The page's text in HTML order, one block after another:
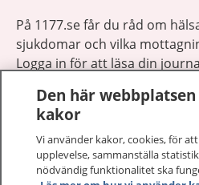
På 1177.se får du råd om
sjukdomar och vilka
Logga in för att läsa din
sjukvårdsrådgivning dygnet
1177 ger dig råd när du vill må
Den här
kakor
Vi använder kakor, cookies, för
upplevelse, sammanställa
nödvändig funktionalitet ska